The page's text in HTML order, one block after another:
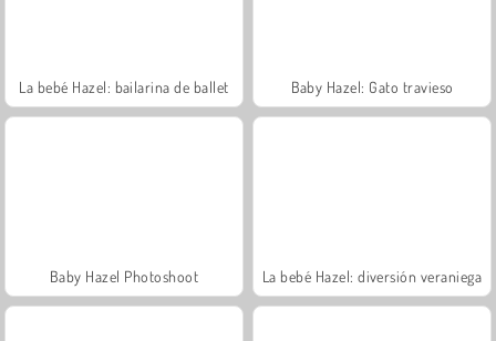
La bebé Hazel: bailarina de ballet Baby Hazel: Gato travieso
Baby Hazel Photoshoot La bebé Hazel: diversión veraniega